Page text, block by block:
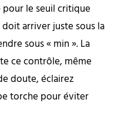
pour le seuil critique
arriver juste sous la
sous « min ». La
ce contrôle, même
doute, éclairez
torche pour éviter